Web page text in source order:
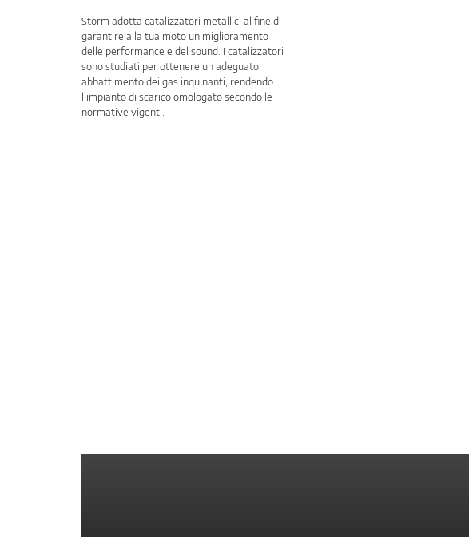
Storm adotta catalizzatori metallici al fine di
garantire alla tua moto un miglioramento
delle performance e del sound. I catalizzatori
sono studiati per ottenere un adeguato
abbattimento dei gas inquinanti, rendendo
l’impianto di scarico omologato secondo le
normative vigenti.